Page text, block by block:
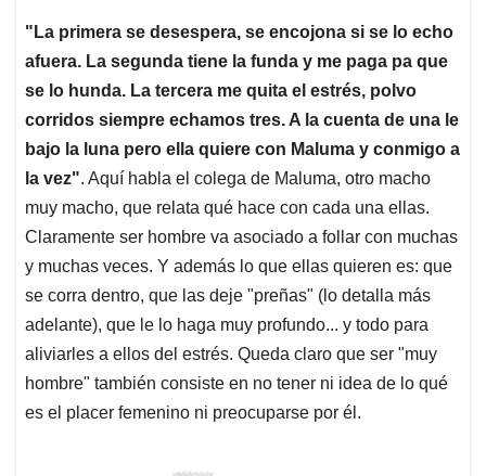
"La primera se desespera, se encojona si se lo echo
afuera. La segunda tiene la funda y me paga pa que
se lo hunda. La tercera me quita el estrés, polvo
corridos siempre echamos tres. A la cuenta de una le
bajo la luna pero ella quiere con Maluma y conmigo a
la vez". Aquí habla el colega de Maluma, otro macho
muy macho, que relata qué hace con cada una ellas.
Claramente ser hombre va asociado a follar con muchas
y muchas veces. Y además lo que ellas quieren es: que
se corra dentro, que las deje "preñas" (lo detalla más
adelante), que le lo haga muy profundo... y todo para
aliviarles a ellos del estrés. Queda claro que ser "muy
hombre" también consiste en no tener ni idea de lo qué
es el placer femenino ni preocuparse por él.